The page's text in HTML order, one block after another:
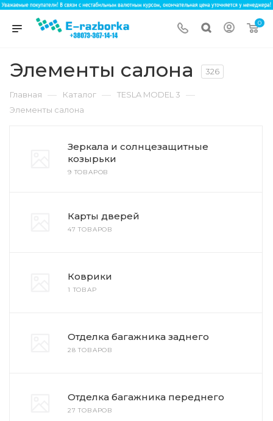
0
Элементы салона 326
Главная — Каталог — TESLA MODEL 3 —
Элементы салона
Зеркала и солнцезащитные
козырьки
9 ТОВАРОВ
Карты дверей
47 ТОВАРОВ
Коврики
1 ТОВАР
Отделка багажника заднего
28 ТОВАРОВ
Отделка багажника переднего
27 ТОВАРОВ